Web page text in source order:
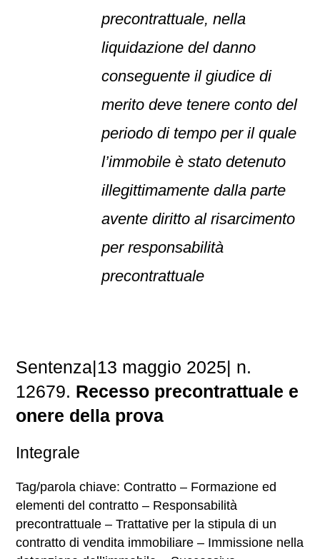
precontrattuale, nella
liquidazione del danno
conseguente il giudice di
merito deve tenere conto del
periodo di tempo per il quale
l’immobile è stato detenuto
illegittimamente dalla parte
avente diritto al risarcimento
per responsabilità
precontrattuale
Sentenza|13 maggio 2025| n.
12679. Recesso precontrattuale e
onere della prova
Integrale
Tag/parola chiave: Contratto – Formazione ed
elementi del contratto – Responsabilità
precontrattuale – Trattative per la stipula di un
contratto di vendita immobiliare – Immissione nella